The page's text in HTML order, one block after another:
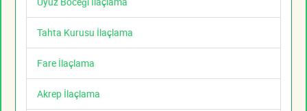
Tahta Kurusu İlaçlama
Fare İlaçlama
Akrep İlaçlama